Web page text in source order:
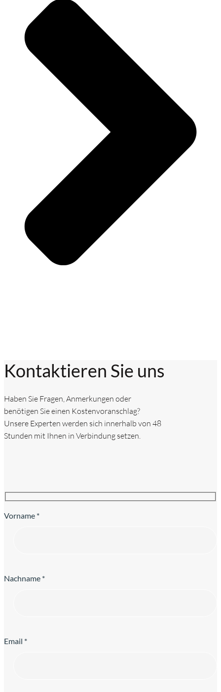
Kontaktieren Sie uns
Haben Sie Fragen, Anmerkungen oder
benötigen Sie einen Kostenvoranschlag?
Unsere Experten werden sich innerhalb von 48
Stunden mit Ihnen in Verbindung setzen.
Vorname *
Nachname *
Email *